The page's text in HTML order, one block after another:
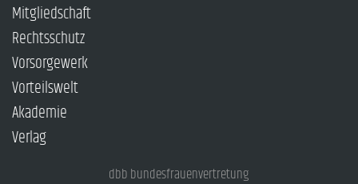
Mitgliedschaft
Rechtsschutz
Vorsorgewerk
Vorteilswelt
Akademie
Verlag
dbb bundesfrauenvertretung